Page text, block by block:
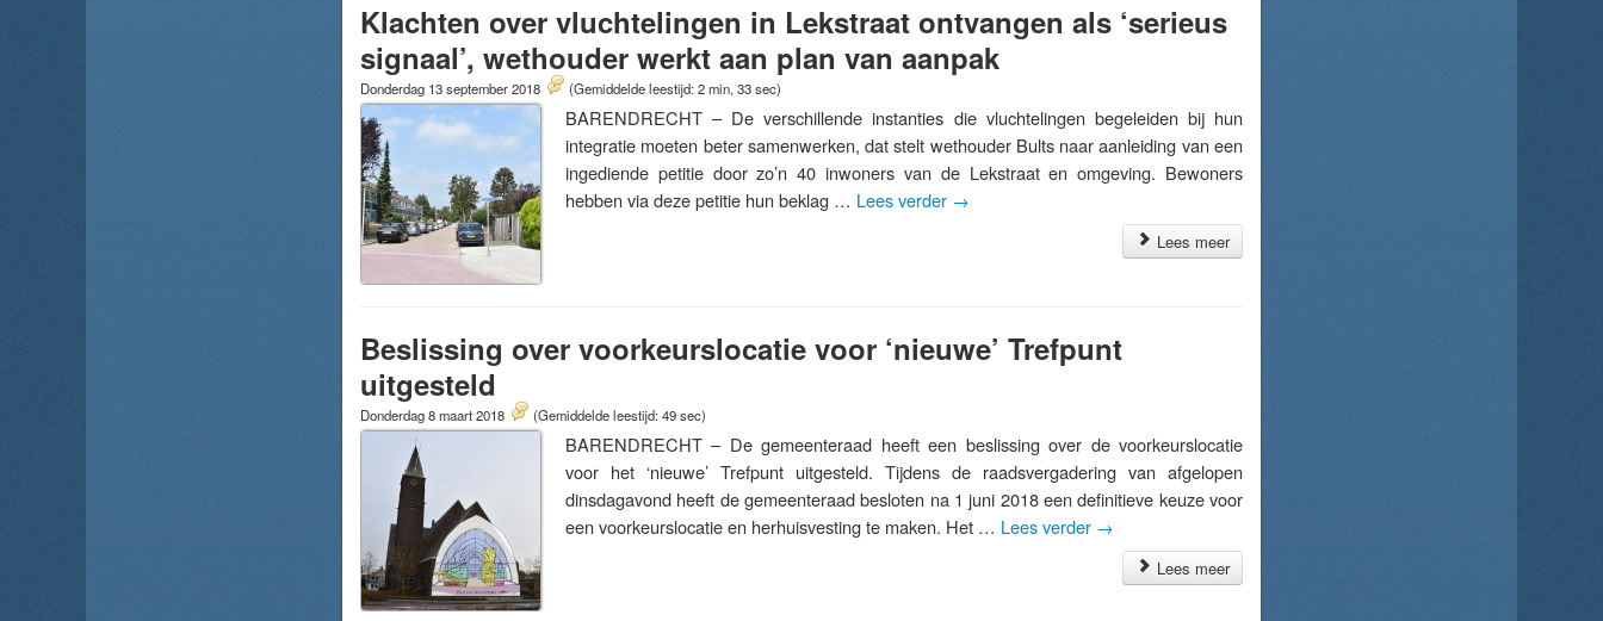
Klachten over vluchtelingen in Lekstraat ontvangen als ‘serieus
signaal’, wethouder werkt aan plan van aanpak
Donderdag 13 september 2018 (Gemiddelde leestijd: 2 min, 33 sec)
BARENDRECHT – De verschillende instanties die vluchtelingen begeleiden bij hun
integratie moeten beter samenwerken, dat stelt wethouder Bults naar aanleiding van een
ingediende petitie door zo’n 40 inwoners van de Lekstraat en omgeving. Bewoners
hebben via deze petitie hun beklag … Lees verder →
Lees meer
Beslissing over voorkeurslocatie voor ‘nieuwe’ Trefpunt
uitgesteld
Donderdag 8 maart 2018 (Gemiddelde leestijd: 49 sec)
BARENDRECHT – De gemeenteraad heeft een beslissing over de voorkeurslocatie
voor het ‘nieuwe’ Trefpunt uitgesteld. Tijdens de raadsvergadering van afgelopen
dinsdagavond heeft de gemeenteraad besloten na 1 juni 2018 een definitieve keuze voor
een voorkeurslocatie en herhuisvesting te maken. Het … Lees verder →
Lees meer